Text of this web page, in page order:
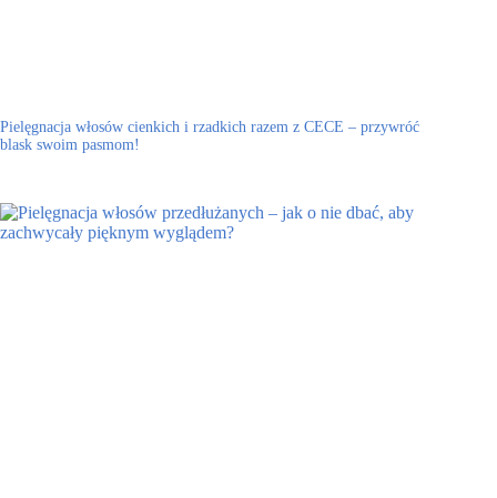
Pielęgnacja włosów cienkich i rzadkich razem z CECE – przywróć
blask swoim pasmom!